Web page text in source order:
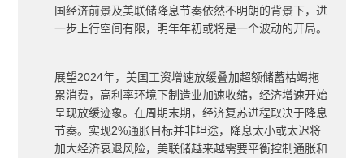
国经济前景及美联储降息节奏依然不明朗的背景下，进
一步上行空间有限，明年年初或将是一个波动的开局。
展望2024年，美国工资增速放缓叠加超额储蓄枯竭拖
累消费，高利率环境下制造业加速收缩，经济增速开始
呈现放缓迹象。在周期末期，经济复苏进程取决于降息
节奏。实现2%通胀目标并非坦途，降息太小或太迟将
加大经济衰退风险，美联储越来越需要平衡控制通胀和